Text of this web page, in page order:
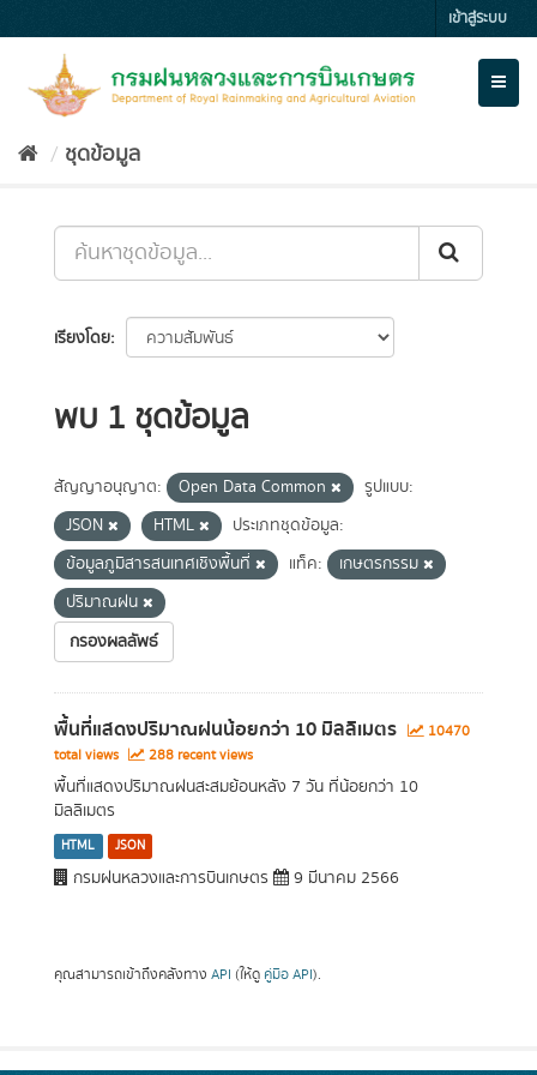
to
เข้าสู่ระบบ
ชุดข้อมูล
เรียงโดย
พบ 1 ชุดข้อมูล
สัญญาอนุญาต: Open Data Common
รูปแบบ:
JSON
HTML
ประเภทชุดข้อมูล:
ข้อมูลภูมิสารสนเทศเชิงพื้นที่
แท็ค:
เกษตรกรรม
ปริมาณฝน
กรองผลลัพธ์
พื้นที่แสดงปริมาณฝนน้อยกว่า 10 มิลลิเมตร
10470
total views
288 recent views
พื้นที่แสดงปริมาณฝนสะสมย้อนหลัง 7 วัน ที่น้อยกว่า 10
มิลลิเมตร
HTML JSON
กรมฝนหลวงและการบินเกษตร 9 มีนาคม 2566
คุณสามารถเข้าถึงคลังทาง API (ให้ดู คู่มือ API).